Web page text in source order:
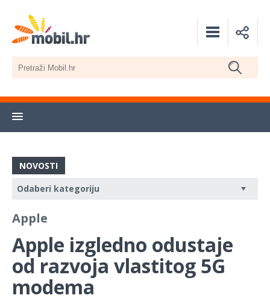
NOVOSTI
Apple
Apple izgledno odustaje
od razvoja vlastitog 5G
modema